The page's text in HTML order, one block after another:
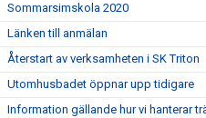
Sommarsimskola 2020
Länken till anmälan
Återstart av verksamheten i SK Triton
Utomhusbadet öppnar upp tidigare
Information gällande hur vi hanterar